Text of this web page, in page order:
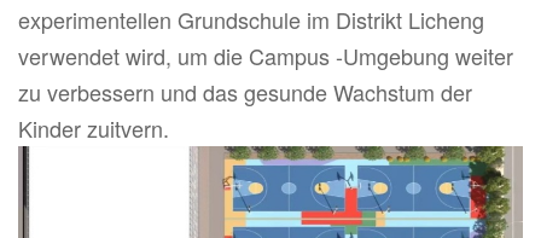
experimentellen Grundschule im Distrikt Licheng
verwendet wird, um die Campus -Umgebung weiter
zu verbessern und das gesunde Wachstum der
Kinder zuitvern.